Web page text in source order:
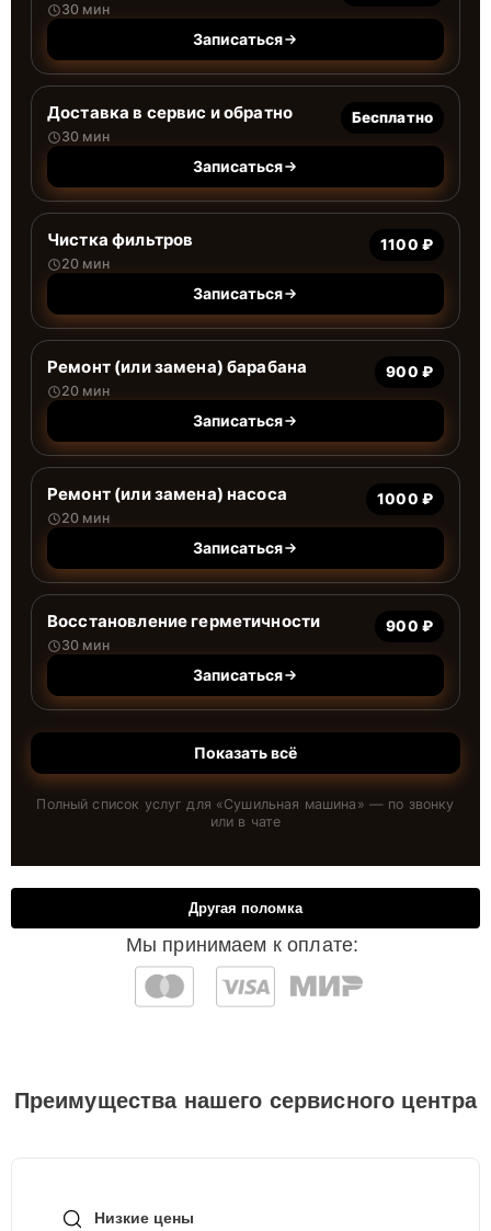
30 мин
Записаться
Доставка в сервис и обратно
30 мин
Бесплатно
Записаться
Чистка фильтров
20 мин
1100 ₽
Записаться
Ремонт (или замена) барабана
20 мин
900 ₽
Записаться
Ремонт (или замена) насоса
20 мин
1000 ₽
Записаться
Восстановление герметичности
30 мин
900 ₽
Записаться
Показать всё
Полный список услуг для «Сушильная машина » — по звонку
или в чате
Мы принимаем к оплате:
Другая поломка
Преимущества нашего сервисного центра
Низкие цены